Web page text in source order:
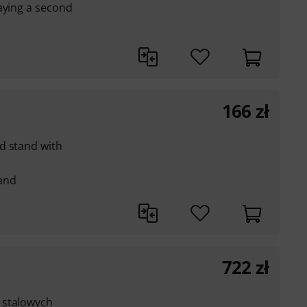
a second
stand with
166 zł
722 zł